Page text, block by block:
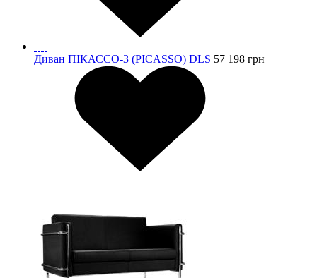
Диван ПІКАССО-3 (PICASSO) DLS 57 198 грн